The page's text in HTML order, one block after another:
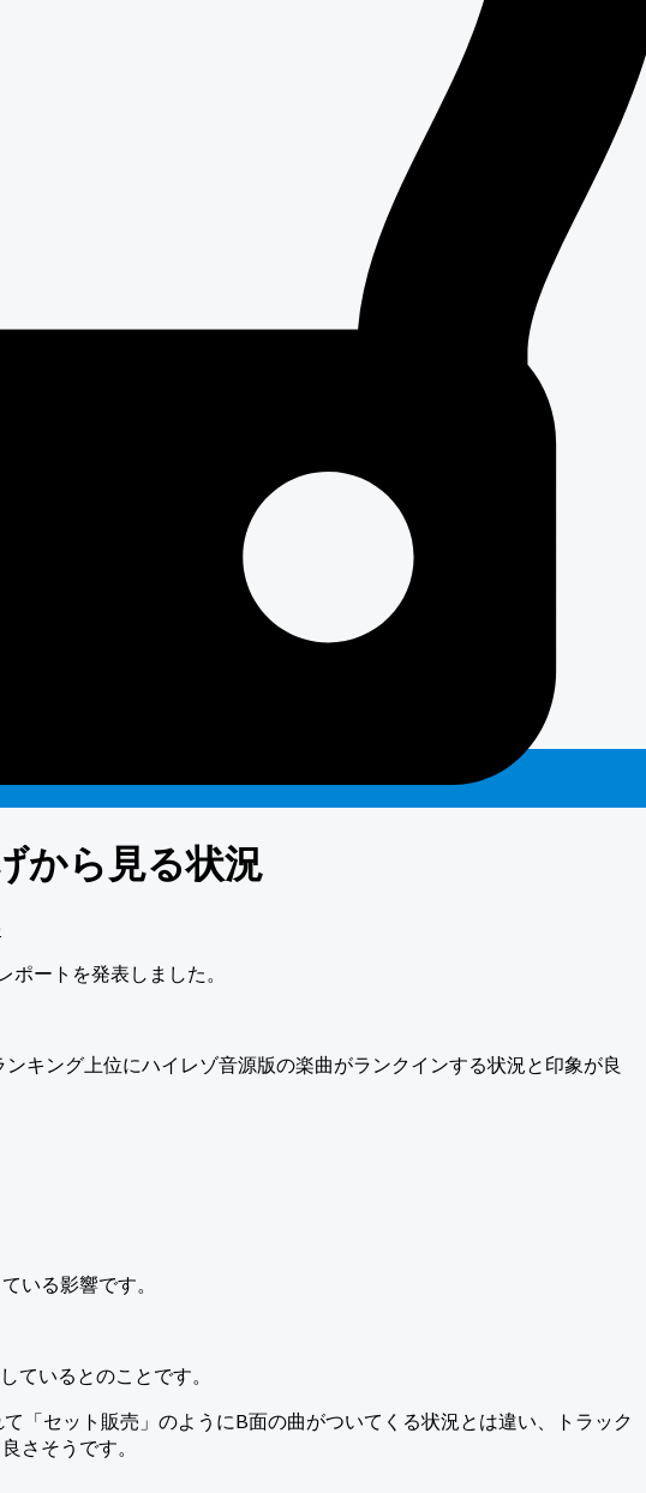
から見る状況
ートを発表しました。
キング上位にハイレゾ音源版の楽曲がランクインする状況と印象が良
いる影響です。
ているとのことです。
「セット販売」のようにB面の曲がついてくる状況とは違い、トラック
さそうです。